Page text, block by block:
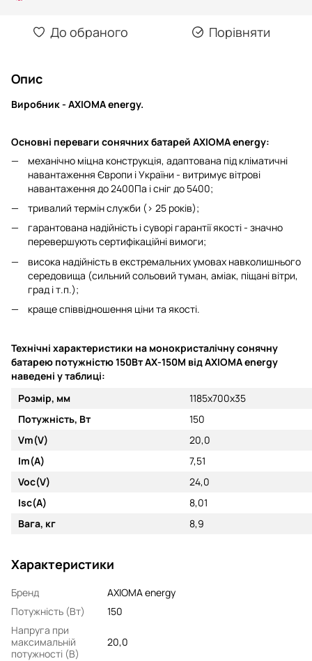
До обраного Порівняти
Опис
Виробник - AXIOMA energy.
Основні переваги сонячних батарей AXIOMA energy:
механічно міцна конструкція, адаптована під кліматичні
навантаження Європи і України - витримує вітрові
навантаження до 2400Па і сніг до 5400;
тривалий термін служби (> 25 років);
гарантована надійність і суворі гарантії якості - значно
перевершують сертифікаційні вимоги;
висока надійність в екстремальних умовах навколишнього
середовища (сильний сольовий туман, аміак, піщані вітри,
град і т.п.);
краще співвідношення ціни та якості.
Технiчні характеристики на монокристалічну сонячну
батарею потужністю 150Вт AX-150M від AXIOMA energy
наведені у таблиці:
Розмiр, мм
1185x700x35
Потужнiсть, Вт
150
Vm(V)
20,0
Im(A)
7,51
Voc(V)
24,0
Isc(A)
8,01
Вага, кг
8,9
Характеристики
Бренд
AXIOMA energy
Потужність (Вт)
150
Напруга при
максимальній
потужності (В)
20,0